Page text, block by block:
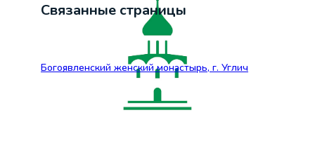
Связанные страницы
Богоявленский женский монастырь, г. Углич